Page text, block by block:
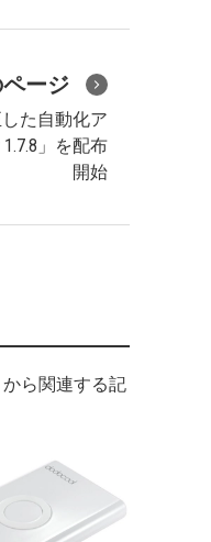
ージ
た自動化ア
」を配布
開始
から関連する記